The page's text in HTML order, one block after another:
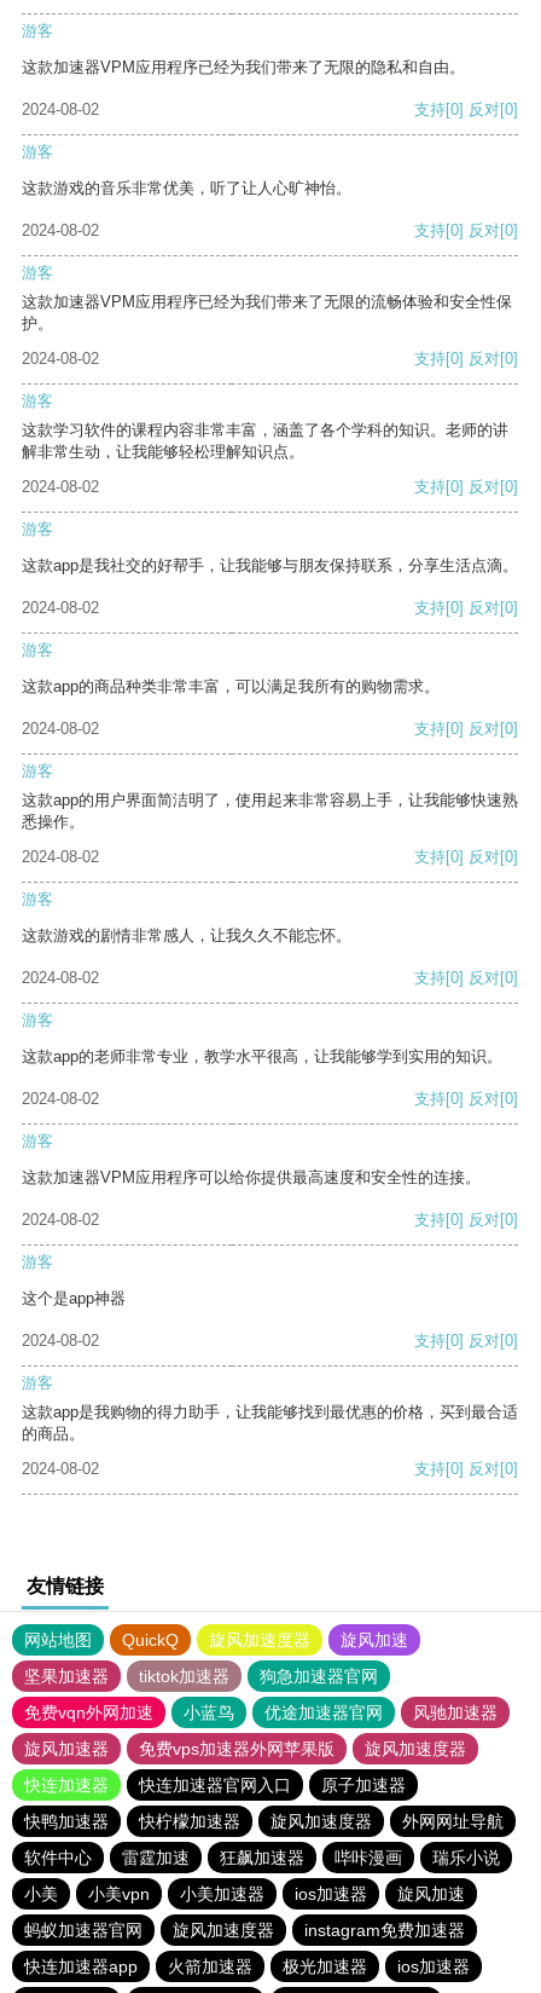
游客
这款加速器VPM应用程序已经为我们带来了无限的隐私和自由。
2024-08-02 支持[0] 反对[0]
游客
这款游戏的音乐非常优美，听了让人心旷神怡。
2024-08-02 支持[0] 反对[0]
游客
这款加速器VPM应用程序已经为我们带来了无限的流畅体验和安全性保
护。
2024-08-02
支持[0] 反对[0]
游客
这款学习软件的课程内容非常丰富，涵盖了各个学科的知识。老师的讲
解非常生动，让我能够轻松理解知识点。
2024-08-02
支持[0] 反对[0]
游客
这款app是我社交的好帮手，让我能够与朋友保持联系，分享生活点滴。
2024-08-02 支持[0] 反对[0]
游客
这款app的商品种类非常丰富，可以满足我所有的购物需求。
2024-08-02 支持[0] 反对[0]
游客
这款app的用户界面简洁明了，使用起来非常容易上手，让我能够快速熟
悉操作。
2024-08-02
支持[0] 反对[0]
游客
这款游戏的剧情非常感人，让我久久不能忘怀。
2024-08-02 支持[0] 反对[0]
游客
这款app的老师非常专业，教学水平很高，让我能够学到实用的知识。
2024-08-02 支持[0] 反对[0]
游客
这款加速器VPM应用程序可以给你提供最高速度和安全性的连接。
2024-08-02 支持[0] 反对[0]
游客
这个是app神器
2024-08-02 支持[0] 反对[0]
游客
这款app是我购物的得力助手，让我能够找到最优惠的价格，买到最合适
的商品。
2024-08-02
支持[0] 反对[0]
友情链接
网站地图 QuickQ 旋风加速度器
旋风加速
坚果加速器
tiktok加速器
狗急加速器官网
免费vqn外网加速
小蓝鸟 优途加速器官网
风驰加速器
旋风加速器
免费vps加速器外网苹果版
旋风加速度器
快连加速器
快连加速器官网入口
原子加速器
快鸭加速器
快柠檬加速器 旋风加速度器
外网网址导航
软件中心
雷霆加速 狂飙加速器 哔咔漫画
瑞乐小说
小美
小美vpn 小美加速器 ios加速器
旋风加速
蚂蚁加速器官网
旋风加速度器
instagram免费加速器
快连加速器app
火箭加速器 极光加速器 ios加速器